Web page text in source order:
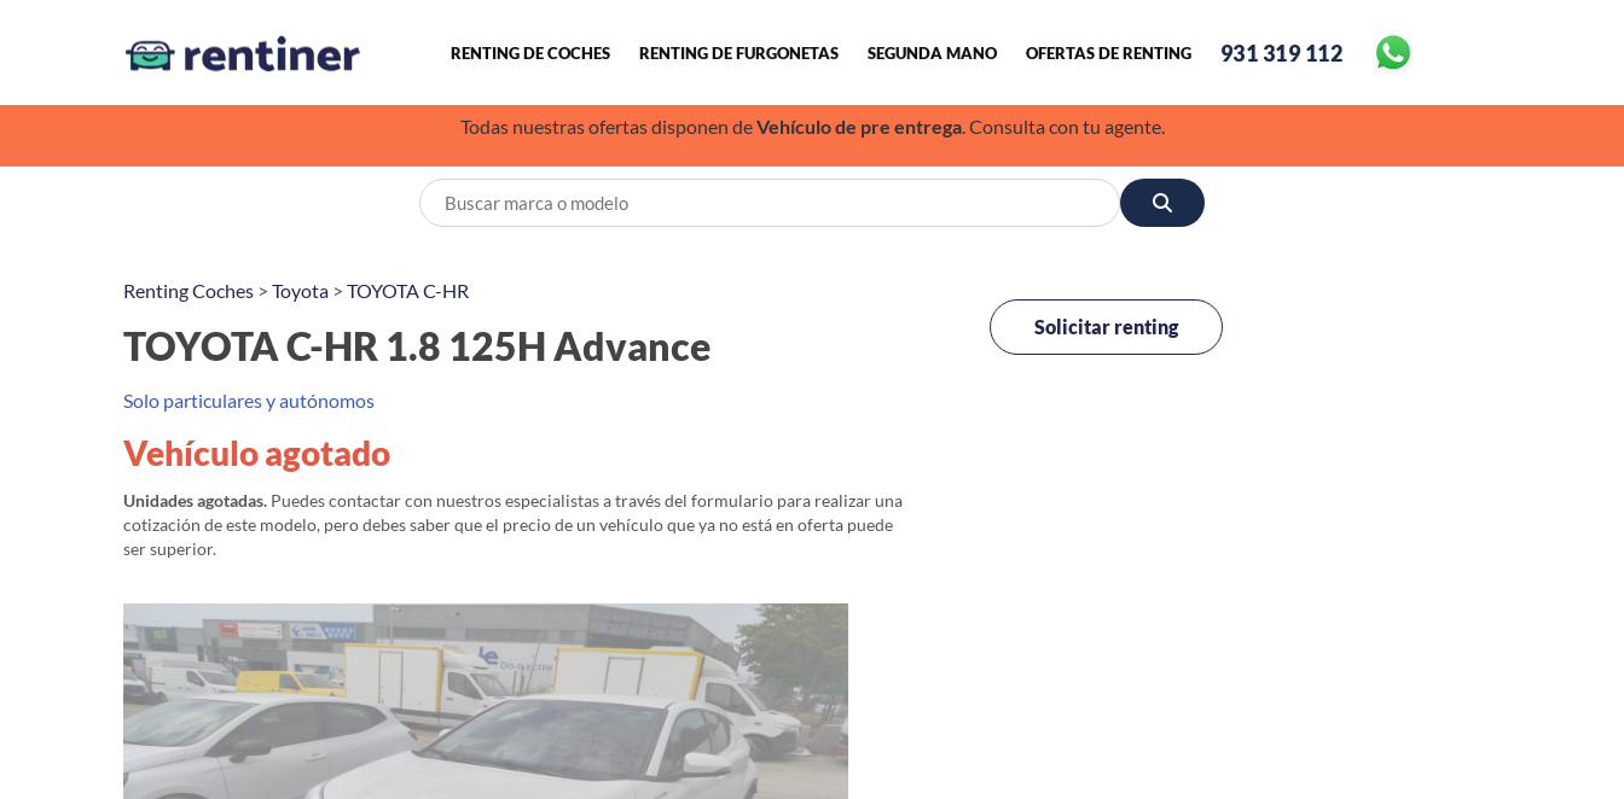
RENTING DE COCHES RENTING DE FURGONETAS SEGUNDA MANO OFERTAS DE RENTING 931 319 112
Todas nuestras ofertas disponen deVehículo de pre entrega. Consulta con tu agente.
Renting Coches > Toyota > TOYOTA C-HR
TOYOTA C-HR 1.8 125H Advance
Solo particulares y autónomos
Vehículo agotado
Unidades agotadas. Puedes contactar con nuestros especialistas a través del formulario para realizar una
cotización de este modelo, pero debes saber que el precio de un vehículo que ya no está en oferta puede
ser superior.
Solicitar renting